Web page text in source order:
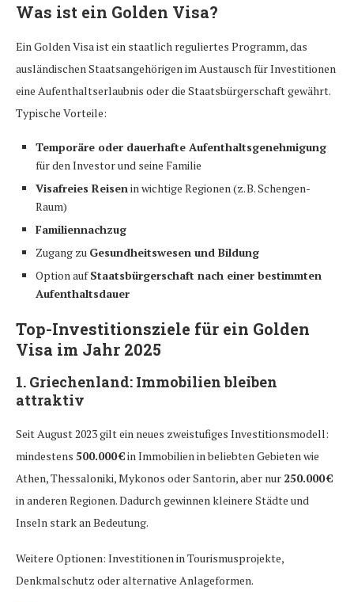
Was ist ein Golden Visa?
Ein Golden Visa ist ein staatlich reguliertes Programm, das
ausländischen Staatsangehörigen im Austausch für Investitionen
eine Aufenthaltserlaubnis oder die Staatsbürgerschaft gewährt.
Typische Vorteile:
Temporäre oder dauerhafte Aufenthaltsgenehmigung
für den Investor und seine Familie
Visafreies Reisenin wichtige Regionen (z. B. Schengen-
Raum)
Familiennachzug
Zugang zu Gesundheitswesen und Bildung
Option aufStaatsbürgerschaft nach einer bestimmten
Aufenthaltsdauer
Top-Investitionsziele für ein Golden
Visa im Jahr 2025
1. Griechenland: Immobilien bleiben
attraktiv
Seit August 2023 gilt ein neues zweistufiges Investitionsmodell:
mindestens 500.000 €in Immobilien in beliebten Gebieten wie
Athen, Thessaloniki, Mykonos oder Santorin, aber nur 250.000 €
in anderen Regionen. Dadurch gewinnen kleinere Städte und
Inseln stark an Bedeutung.
Weitere Optionen: Investitionen in Tourismusprojekte,
Denkmalschutz oder alternative Anlageformen.